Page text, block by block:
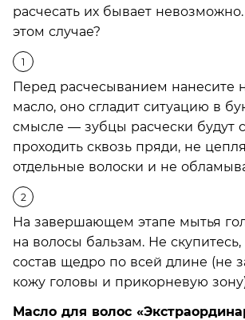
расчесать их бывает
этом случае?
Перед расчесыванием нанесите
масло, оно сгладит ситуацию в
смысле — зубцы расчески будут
проходить сквозь пряди, не
отдельные волоски и не
На завершающем этапе мытья
на волосы бальзам. Не скупитесь,
состав щедро по всей длине (не
кожу головы и прикорневую
Масло для волос